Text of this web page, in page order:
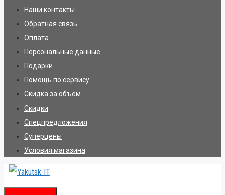
Наши контакты
Обратная связь
Оплата
Персональные данные
Подарки
Помощь по сервису
Скидка за объём
Скидки
Спецпредложения
Суперцены
Условия магазина